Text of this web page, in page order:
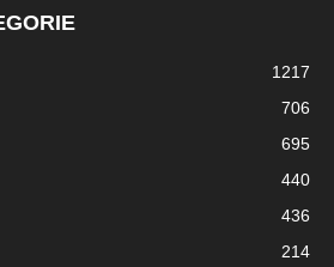
1217
706
695
440
436
214